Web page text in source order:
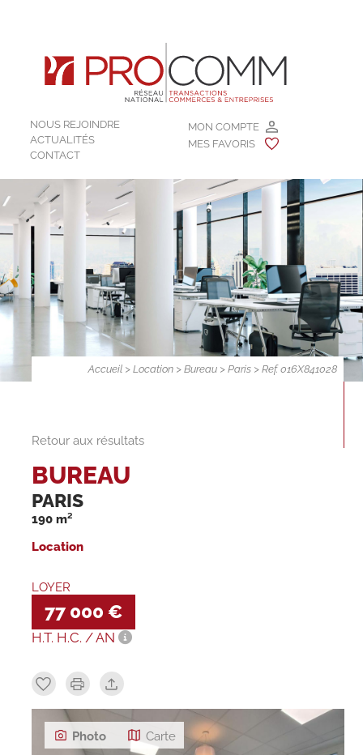
MON COMPTE
MES FAVORIS
NOUS REJOINDRE
ACTUALITÉS
CONTACT
Accueil >Location >Bureau >Paris > Ref. 016X841028
Retour aux résultats
Photo Carte
BUREAU
PARIS
190 m²
Location
LOYER
77 000 €
H.T. H.C. / AN